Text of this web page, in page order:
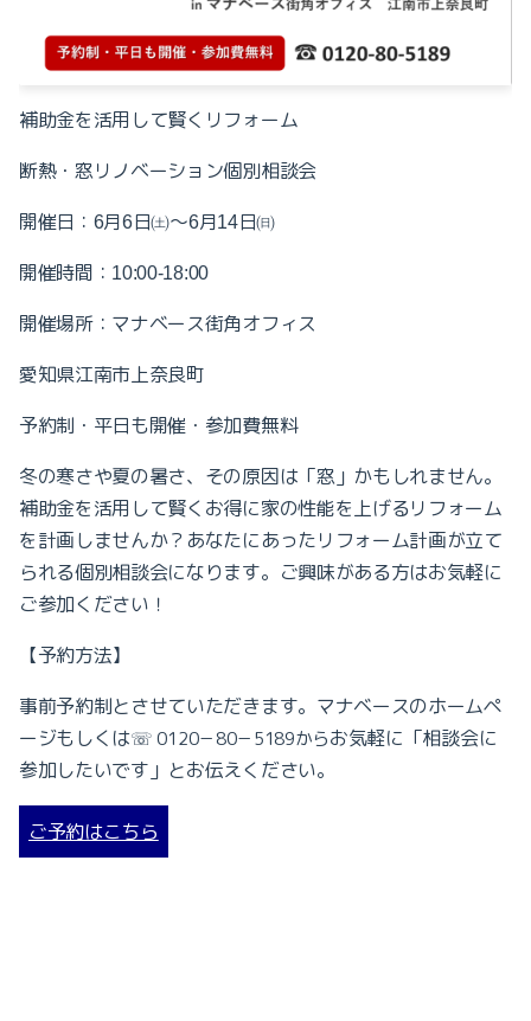
補助金を活用して賢くリフォーム
断熱・窓リノベーション個別相談会
開催日： 6月6日㈯～6月14日㈰
開催時間： 10:00-18:00
開催場所：マナベース街角オフィス
愛知県江南市上奈良町
予約制・平日も開催・参加費無料
冬の寒さや夏の暑さ、その原因は「窓」かもしれません。
補助金を活用して賢くお得に家の性能を上げるリフォーム
を計画しませんか？あなたにあったリフォーム計画が立て
られる個別相談会になります。ご興味がある方はお気軽に
ご参加ください！
【予約方法】
事前予約制とさせていただきます。マナベースのホームペ
ージもしくは☏0120－80－5189からお気軽に「相談会に
参加したいです」とお伝えください。
ご予約はこちら